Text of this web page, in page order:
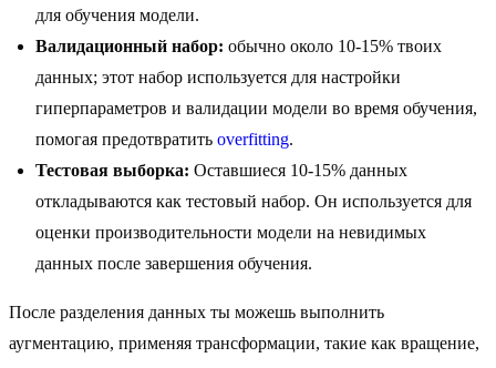
для обучения модели.
Валидационный набор: обычно около 10-15% твоих
данных; этот набор используется для настройки
гиперпараметров и валидации модели во время обучения,
помогая предотвратить overfitting.
Тестовая выборка: Оставшиеся 10-15% данных
откладываются как тестовый набор. Он используется для
оценки производительности модели на невидимых
данных после завершения обучения.
После разделения данных ты можешь выполнить
аугментацию, применяя трансформации, такие как вращение,